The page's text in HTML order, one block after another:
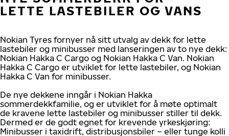
LETTE LASTEBILER OG VANS
Nokian Tyres fornyer nå sitt utvalg av dekk for lette
lastebiler og minibusser med lanseringen av to nye dekk:
Nokian Hakka C Cargo og Nokian Hakka C Van. Nokian
Hakka C Cargo er utviklet for lette lastebiler, og Nokian
Hakka C Van for minibusser.
De nye dekkene inngår i Nokian Hakka
sommerdekkfamilie, og er utviklet for å møte optimalt
de kravene lette lastebiler og minibusser stiller til dekk.
Dermed er de godt egnet for krevende yrkeskjøring:
Minibusser i taxidrift, distribusjonsbiler – eller tunge kolli